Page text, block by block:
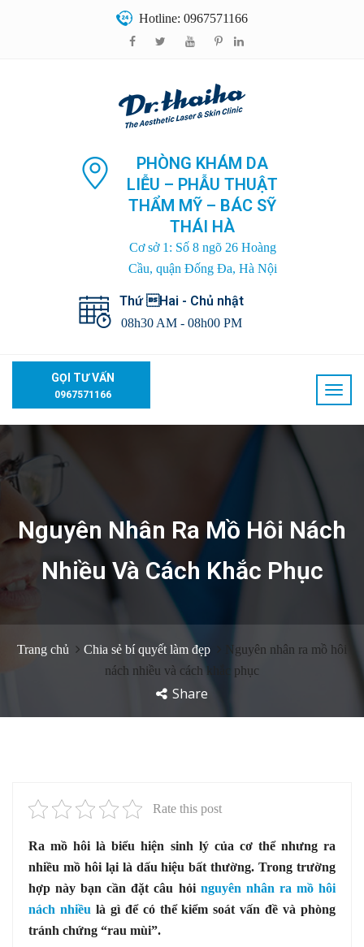
Hotline: 0967571166
PHÒNG KHÁM DA
LIỄU – PHẪU THUẬT
THẨM MỸ – BÁC SỸ
THÁI HÀ
Cơ sở 1: Số 8 ngõ 26 Hoàng
Cầu, quận Đống Đa, Hà Nội
Thứ Hai - Chủ nhật
08h30 AM - 08h00 PM
GỌI TƯ VẤN
0967571166
Nguyên Nhân Ra Mồ Hôi Nách
Nhiều Và Cách Khắc Phục
Trang chủ Chia sẻ bí quyết làm đẹp
Nguyên nhân ra mồ hôi
nách nhiều và cách khắc phục
Share
Rate this post
Ra mồ hôi là biểu hiện sinh lý của cơ thể nhưng ra
nhiều mồ hôi lại là dấu hiệu bất thường. Trong trường
hợp này bạn cần đặt câu hỏi nguyên nhân ra mồ hôi
nách nhiều là gì để có thể kiểm soát vấn đề và phòng
tránh chứng “rau mùi”.